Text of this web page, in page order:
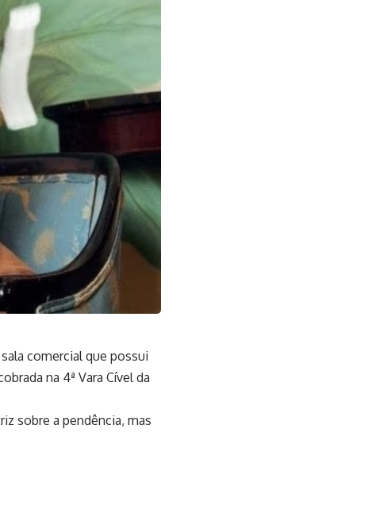
comercial que possui
na 4ª Vara Cível da
sobre a pendência, mas